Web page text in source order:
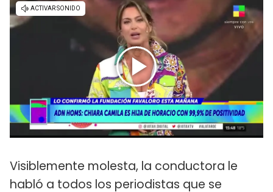
Visiblemente molesta, la conductora le
habló a todos los periodistas que se